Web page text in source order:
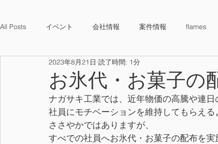
All Posts イベント 会社情報 案件情報 flames
お氷代・お菓子の
2023年8月21日 読了時間: 1分
ナガサキ工業では、近年物価の高騰や連
社員にモチベーションを維持してもらえる
ささやかではありますが、
すべでの社員へお氷代・お菓子の配布を